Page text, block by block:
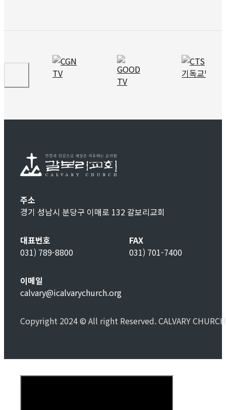
주소
경기 성남시 분당구 이매로 132 갈보리교회
대표번호
031) 789-8800
FAX
031) 701-7400
이메일
calvary@icalvarychurch.org
Copyright 2024 © All right Reserved. CALVARY CHURCH